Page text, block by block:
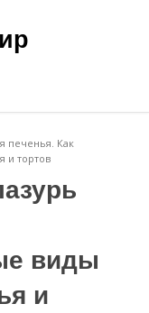
печенья. Как
и тортов
виды
и